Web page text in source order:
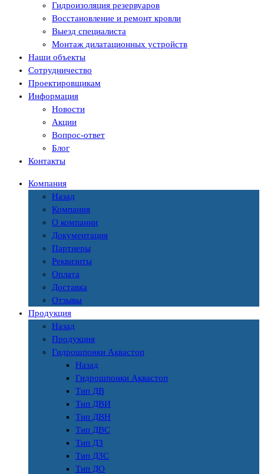
Гидроизоляция резервуаров
Восстановление и ремонт кровли
Выезд специалиста
Монтаж дилатационных устройств
Наши объекты
Сотрудничество
Проектировщикам
Информация
Новости
Акции
Вопрос-ответ
Блог
Контакты
Компания
Назад
Компания
О компании
Документация
Партнеры
Реквизиты
Оплата
Доставка
Отзывы
Продукция
Назад
Продукция
Гидрошпонки Аквастоп
Назад
Гидрошпонки Аквастоп
Тип ДВ
Тип ДВИ
Тип ДВН
Тип ДВС
Тип ДЗ
Тип ДЗС
Тип ДО